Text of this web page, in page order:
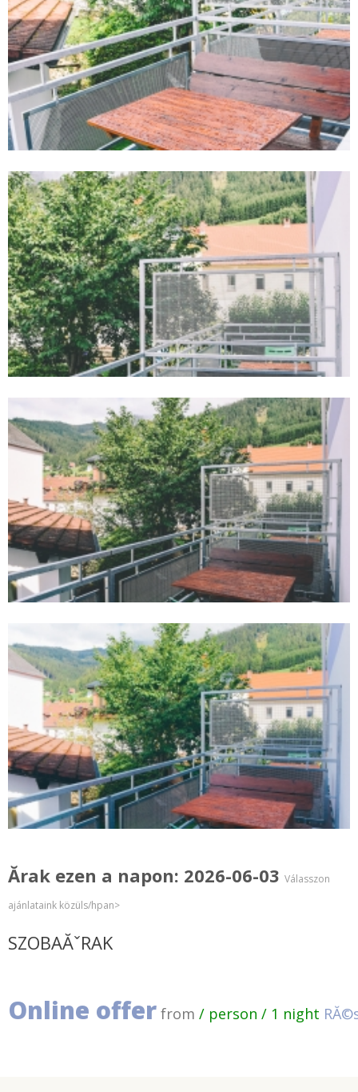
Ărak ezen a napon: 2026-06-03 Válasszon
ajánlataink közüls/hpan>
SZOBAĂˇRAK
Online offer from / person / 1 night